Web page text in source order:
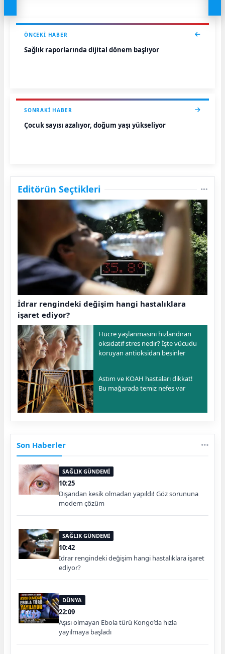
ÖNCEKI HABER
Sağlık raporlarında dijital dönem başlıyor
SONRAKI HABER
Çocuk sayısı azalıyor, doğum yaşı yükseliyor
Editörün Seçtikleri
İdrar rengindeki değişim hangi hastalıklara
işaret ediyor?
Hücre yaşlanmasını hızlandıran
oksidatif stres nedir? İşte vücudu
koruyan antioksidan besinler
Astım ve KOAH hastaları dikkat!
Bu mağarada temiz nefes var
Son Haberler
SAĞLIK GÜNDEMİ
10:25
Dışarıdan kesik olmadan yapıldı! Göz sorununa
modern çözüm
SAĞLIK GÜNDEMİ
10:42
İdrar rengindeki değişim hangi hastalıklara işaret
ediyor?
DÜNYA
22:09
Aşısı olmayan Ebola türü Kongo’da hızla
yayılmaya başladı